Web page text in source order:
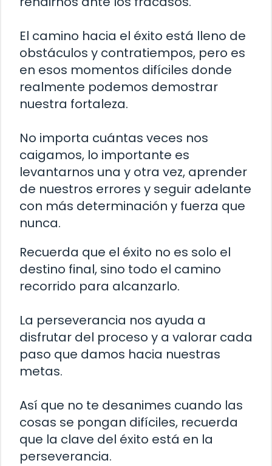
El camino hacia el éxito está lleno de
obstáculos y contratiempos, pero es
en esos momentos difíciles donde
realmente podemos demostrar
nuestra fortaleza.
No importa cuántas veces nos
caigamos, lo importante es
levantarnos una y otra vez, aprender
de nuestros errores y seguir adelante
con más determinación y fuerza que
nunca.
Recuerda que el éxito no es solo el
destino final, sino todo el camino
recorrido para alcanzarlo.
La perseverancia nos ayuda a
disfrutar del proceso y a valorar cada
paso que damos hacia nuestras
metas.
Así que no te desanimes cuando las
cosas se pongan difíciles, recuerda
que la clave del éxito está en la
perseverancia.